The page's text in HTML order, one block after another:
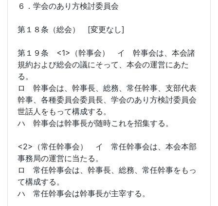
６．学会のあり方検討委員会
第１８条（総会） [変更なし]
第１９条 <1>（幹事会） イ 幹事会は、本会諸
規約および総会の議にそって、本会の運営にあた
る。
ロ 幹事会は、幹事長、総務、常任幹事、支部代表
幹事、各種委員会委員長、学会のあり方検討委員会
世話人をもって構成する。
ハ 幹事会は幹事長が随時これを招集する。
<2>（常任幹事会） イ 常任幹事会は、本会本部
事務局の運営に当たる。
ロ 常任幹事会は、幹事長、総務、常任幹事をもっ
て構成する。
ハ 常任幹事会は幹事長が主宰する。